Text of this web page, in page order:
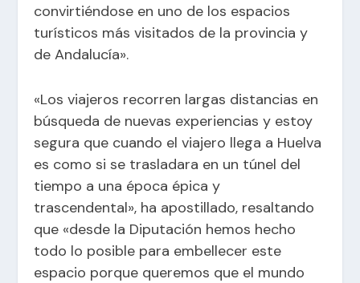
convirtiéndose en uno de los espacios
turísticos más visitados de la provincia y
de Andalucía».
«Los viajeros recorren largas distancias en
búsqueda de nuevas experiencias y estoy
segura que cuando el viajero llega a Huelva
es como si se trasladara en un túnel del
tiempo a una época épica y
trascendental», ha apostillado, resaltando
que «desde la Diputación hemos hecho
todo lo posible para embellecer este
espacio porque queremos que el mundo